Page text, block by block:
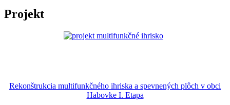
Projekt
Rekonštrukcia multifunkčného ihriska a spevnených plôch v obci
Habovke I. Etapa